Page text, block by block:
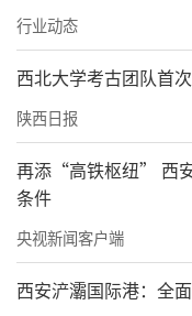
行业动态
西北大学考古团队首
陕西日报
再添“高铁枢纽” 西
条件
央视新闻客户端
西安浐灞国际港：全